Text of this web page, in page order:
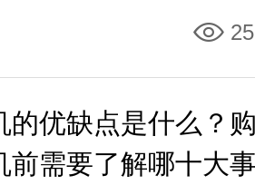
的优缺点是什么？
前需要了解哪十大